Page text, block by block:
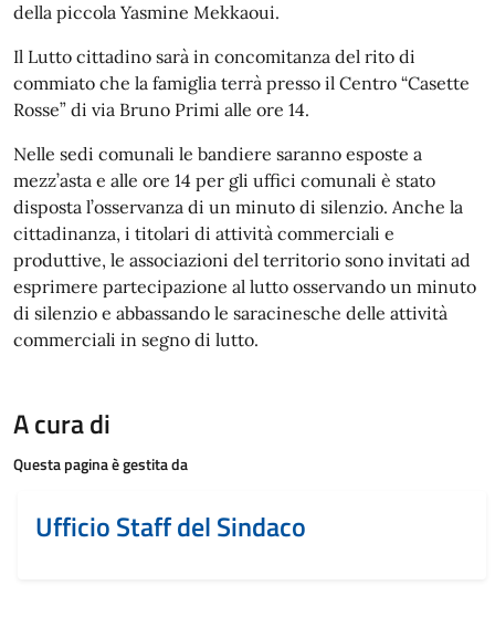
della piccola Yasmine Mekkaoui.
Il Lutto cittadino sarà in concomitanza del rito di
commiato che la famiglia terrà presso il Centro “Casette
Rosse” di via Bruno Primi alle ore 14.
Nelle sedi comunali le bandiere saranno esposte a
mezz’asta e alle ore 14 per gli uffici comunali è stato
disposta l’osservanza di un minuto di silenzio. Anche la
cittadinanza, i titolari di attività commerciali e
produttive, le associazioni del territorio sono invitati ad
esprimere partecipazione al lutto osservando un minuto
di silenzio e abbassando le saracinesche delle attività
commerciali in segno di lutto.
A cura di
Questa pagina è gestita da
Ufficio Staff del Sindaco